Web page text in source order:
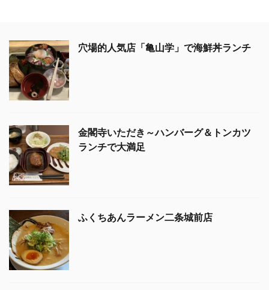
穴場的人気店「亀山学」で海鮮丼ランチ
金閣寺いただき～ハンバーグ＆トンカツ
ランチで大満足
ふくちあんラーメン二条城前店